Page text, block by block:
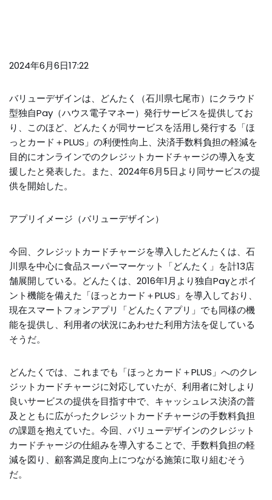
2024年6月6日17:22
バリューデザインは、どんたく（石川県七尾市）にクラウド
型独自Pay（ハウス電子マネー）発行サービスを提供してお
り、このほど、どんたくが同サービスを活用し発行する「ほ
っとカード＋PLUS」の利便性向上、決済手数料負担の軽減を
目的にオンラインでのクレジットカードチャージの導入を支
援したと発表した。また、2024年6月5日より同サービスの提
供を開始した。
アプリイメージ（バリューデザイン）
今回、クレジットカードチャージを導入したどんたくは、石
川県を中心に食品スーパーマーケット「どんたく」を計13店
舗展開している。どんたくは、2016年1月より独自Payとポイ
ント機能を備えた「ほっとカード＋PLUS」を導入しており、
現在スマートフォンアプリ「どんたくアプリ」でも同様の機
能を提供し、利用者の状況にあわせた利用方法を促している
そうだ。
どんたくでは、これまでも「ほっとカード＋PLUS」へのクレ
ジットカードチャージに対応していたが、利用者に対しより
良いサービスの提供を目指す中で、キャッシュレス決済の普
及とともに広がったクレジットカードチャージの手数料負担
の課題を抱えていた。今回、バリューデザインのクレジット
カードチャージの仕組みを導入することで、手数料負担の軽
減を図り、顧客満足度向上につながる施策に取り組むそう
だ。